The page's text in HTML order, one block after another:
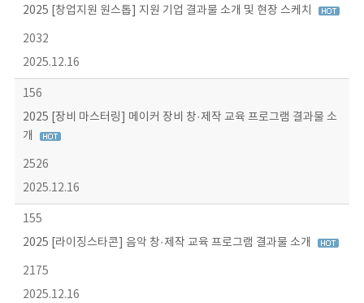
2025 [창업지원 원스톱] 지원 기업 결과물 소개 및 현장 스케치
2032
2025.12.16
156
2025 [장비 마스터링] 메이커 장비 창·제작 교육 프로그램 결과물 소
개
2526
2025.12.16
155
2025 [라이징스타콘] 음악 창·제작 교육 프로그램 결과물 소개
2175
2025.12.16